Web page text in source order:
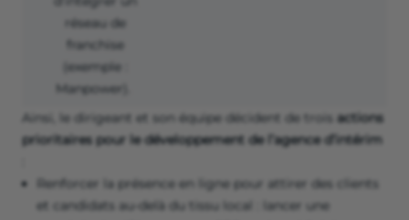
réseau de
franchise
(exemple :
Manpower
Ainsi, le dirigeant et son équipe décident de trois actions
prioritaires pour le développement de l’agence d’intérim
Renforcer la présence en ligne pour attirer des clients
et candidats au-delà du tissu local : lancer une